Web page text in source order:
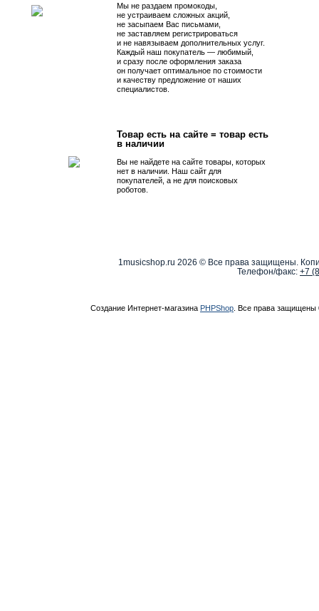
Мы не раздаем промокоды,
не устраиваем сложных акций,
не засыпаем Вас письмами,
не заставляем регистрироваться
и не навязываем дополнительных услуг.
Каждый наш покупатель — любимый,
и сразу после оформления заказа
он получает оптимальное по стоимости
и качеству предложение от наших
специалистов.
Товар есть на сайте = товар есть
в наличии
Вы не найдете на сайте товары, которых
нет в наличии. Наш сайт для
покупателей, а не для поисковых
роботов.
1musicshop.ru 2026 © Все права защищены.
Телефон/факс: +7
Создание Интернет-магазина PHPShop . Все права защищены